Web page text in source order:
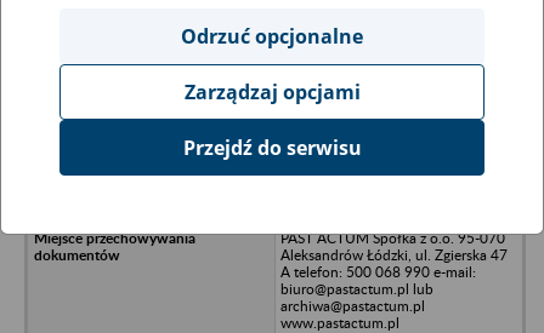
Ukryj wszystkie pozycje bazy
APPLE PEEL Sp. z o.o. w upadłości
PAST ACTUM Spółka z o.o. 95-070
Aleksandrów Łódzki, ul. Zgierska 47
A telefon: 500 068 990 e-mail:
biuro@pastactum.pl lub
archiwa@pastactum.pl
www.pastactum.pl
Odrzuć opcjonalne
Zarządzaj opcjami
Przejdź do serwisu